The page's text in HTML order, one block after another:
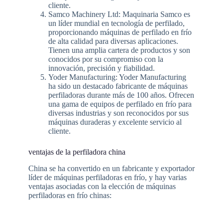
cliente.
Samco Machinery Ltd: Maquinaria Samco es
un líder mundial en tecnología de perfilado,
proporcionando máquinas de perfilado en frío
de alta calidad para diversas aplicaciones.
Tienen una amplia cartera de productos y son
conocidos por su compromiso con la
innovación, precisión y fiabilidad.
Yoder Manufacturing: Yoder Manufacturing
ha sido un destacado fabricante de máquinas
perfiladoras durante más de 100 años. Ofrecen
una gama de equipos de perfilado en frío para
diversas industrias y son reconocidos por sus
máquinas duraderas y excelente servicio al
cliente.
ventajas de la perfiladora china
China se ha convertido en un fabricante y exportador
líder de máquinas perfiladoras en frío, y hay varias
ventajas asociadas con la elección de máquinas
perfiladoras en frío chinas: